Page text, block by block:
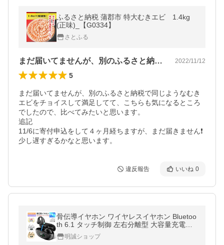
ふるさと納税 蒲郡市 特大むきエビ 1.4kg
(正味)_【G0334】
さとふる
まだ届いてませんが、別のふるさと納税で… 2022/11/12
5
まだ届いてませんが、別のふるさと納税で同じようなむき
エビをチョイスして満足してて、こちらも気になるところ
でしたので、比べてみたいと思います。
追記
11/6に寄付申込をして４ヶ月経ちますが、まだ届きません❗
少し遅すぎるかなと思います。
違反報告 いいね 0
骨伝導イヤホン ワイヤレスイヤホン Bluetoo
th 6.1 タッチ制御 左右分離型 大容量充電ケ
ース付き 長時間再生 低遅延率 マイク内蔵
【PL保険加入済み製品・安心】
明誠ショップ